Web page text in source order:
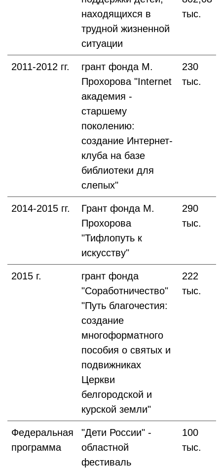
находящихся в
трудной жизненной
ситуации
тыс.
2011-2012 гг.
грант фонда М.
Прохорова "Internet
академия -
старшему
поколению:
создание Интернет-
клуба на базе
библиотеки для
слепых"
230
тыс.
2014-2015 гг.
Грант фонда М.
Прохорова
"Тифлопуть к
искусству"
290
тыс.
2015 г.
грант фонда
"Соработничество"
"Путь благочестия:
создание
многоформатного
пособия о святых и
подвижниках
Церкви
белгородской и
курской земли"
222
тыс.
Федеральная
программа
"Дети России" -
областной
фестиваль
100
тыс.